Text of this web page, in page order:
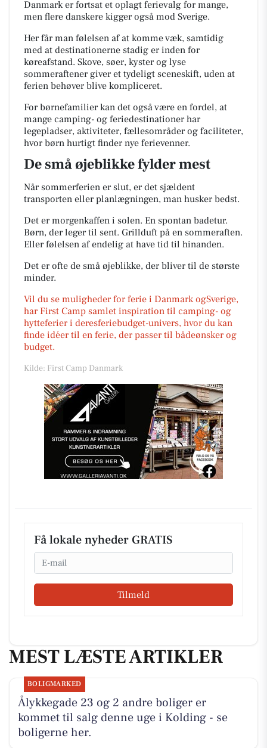
Danmark er fortsat et oplagt ferievalg for mange,
men flere danskere kigger også mod Sverige.
Her får man følelsen af at komme væk, samtidig
med at destinationerne stadig er inden for
køreafstand. Skove, søer, kyster og lyse
sommeraftener giver et tydeligt sceneskift, uden at
ferien behøver blive kompliceret.
For børnefamilier kan det også være en fordel, at
mange camping- og feriedestinationer har
legepladser, aktiviteter, fællesområder og faciliteter,
hvor børn hurtigt finder nye ferievenner.
De små øjeblikke fylder mest
Når sommerferien er slut, er det sjældent
transporten eller planlægningen, man husker bedst.
Det er morgenkaffen i solen. En spontan badetur.
Børn, der leger til sent. Grillduft på en sommeraften.
Eller følelsen af endelig at have tid til hinanden.
Det er ofte de små øjeblikke, der bliver til de største
minder.
Vil du se muligheder for ferie i Danmark ogSverige,
har First Camp samlet inspiration til camping- og
hytteferier i deresferiebudget-univers, hvor du kan
finde idéer til en ferie, der passer til bådeønsker og
budget.
Kilde: First Camp Danmark
Få lokale nyheder GRATIS
Email
Tilmeld
MEST LÆSTE ARTIKLER
BOLIGMARKED
Ålykkegade 23 og 2 andre boliger er
kommet til salg denne uge i Kolding - se
boligerne her.